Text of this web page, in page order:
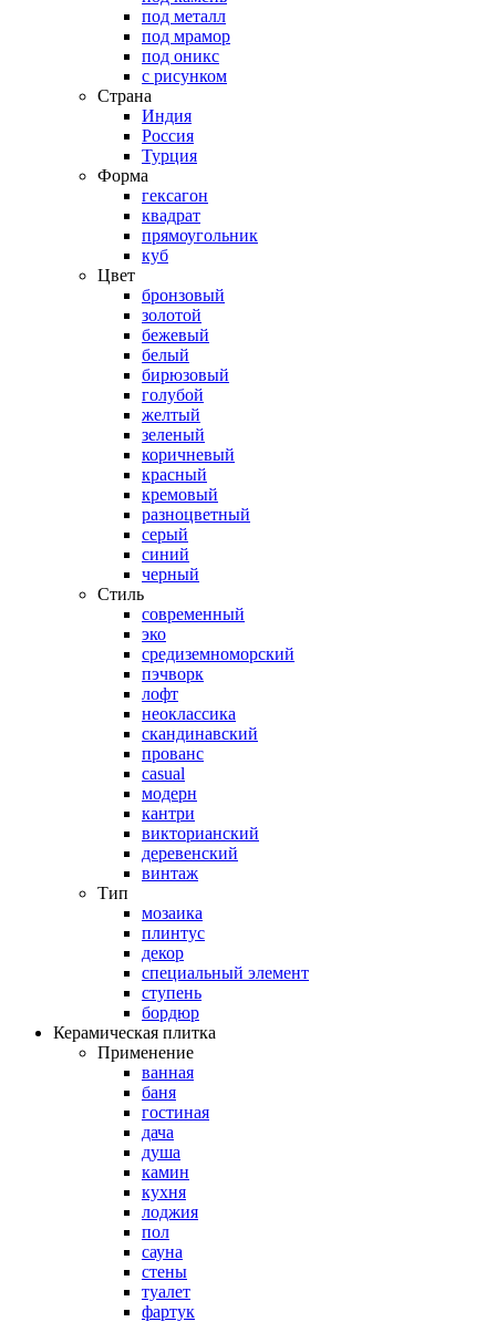
под металл
под мрамор
под оникс
с рисунком
Страна
Индия
Россия
Турция
Форма
гексагон
квадрат
прямоугольник
куб
Цвет
бронзовый
золотой
бежевый
белый
бирюзовый
голубой
желтый
зеленый
коричневый
красный
кремовый
разноцветный
серый
синий
черный
Стиль
современный
эко
средиземноморский
пэчворк
лофт
неоклассика
скандинавский
прованс
casual
модерн
кантри
викторианский
деревенский
винтаж
Тип
мозаика
плинтус
декор
специальный элемент
ступень
бордюр
Керамическая плитка
Применение
ванная
баня
гостиная
дача
душа
камин
кухня
лоджия
пол
сауна
стены
туалет
фартук